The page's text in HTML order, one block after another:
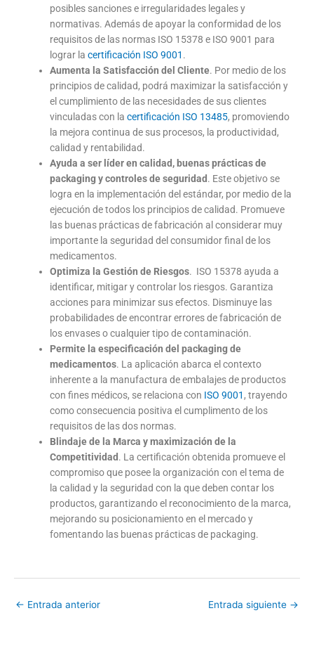
posibles sanciones e irregularidades legales y
normativas. Además de apoyar la conformidad de los
requisitos de las normas ISO 15378 e ISO 9001 para
lograr lacertificación ISO 9001 .
Aumenta la Satisfacción del Cliente. Por medio de los
principios de calidad, podrá maximizar la satisfacción y
el cumplimiento de las necesidades de sus clientes
vinculadas con lacertificación ISO 13485, promoviendo
la mejora continua de sus procesos, la productividad,
calidad y rentabilidad.
Ayuda a ser líder en calidad, buenas prácticas de
packaging y controles de seguridad . Este objetivo se
logra en la implementación del estándar, por medio de la
ejecución de todos los principios de calidad. Promueve
las buenas prácticas de fabricación al considerar muy
importante la seguridad del consumidor final de los
medicamentos.
Optimiza la Gestión de Riesgos. ISO 15378 ayuda a
identificar, mitigar y controlar los riesgos. Garantiza
acciones para minimizar sus efectos. Disminuye las
probabilidades de encontrar errores de fabricación de
los envases o cualquier tipo de contaminación.
Permite la especificación del packaging de
medicamentos. La aplicación abarca el contexto
inherente a la manufactura de embalajes de productos
con fines médicos, se relaciona con ISO 9001 , trayendo
como consecuencia positiva el cumplimento de los
requisitos de las dos normas.
Blindaje de la Marca y maximización de la
Competitividad . La certificación obtenida promueve el
compromiso que posee la organización con el tema de
la calidad y la seguridad con la que deben contar los
productos, garantizando el reconocimiento de la marca,
mejorando su posicionamiento en el mercado y
fomentando las buenas prácticas de packaging.
← Entrada anterior Entrada siguiente →